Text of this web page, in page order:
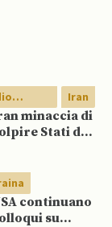
Iran
minaccia di
Stati del
continuano
su